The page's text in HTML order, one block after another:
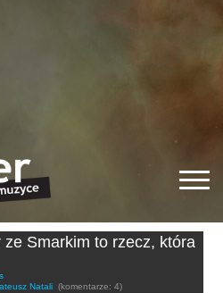
Smarkim to rzecz, która
Natali (komentarze: 4)